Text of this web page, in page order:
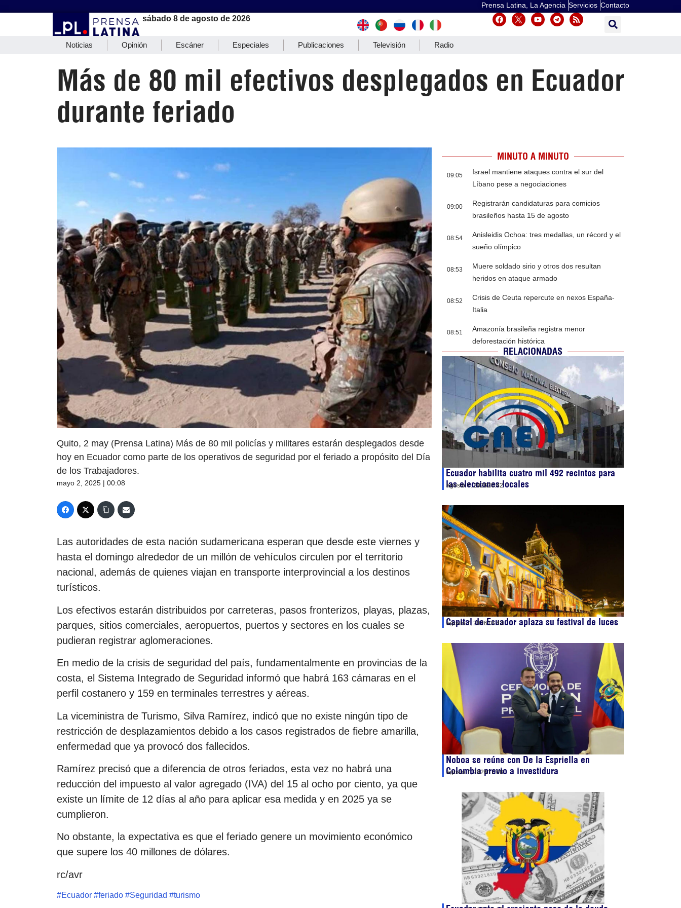
Prensa Latina, La Agencia Servicios Contacto
sábado 8 de agosto de 2026
Noticias Opinión Escáner Especiales Publicaciones Televisión Radio
Más de 80 mil efectivos desplegados en Ecuador
durante feriado
Quito, 2 may (Prensa Latina) Más de 80 mil policías y militares estarán desplegados desde
hoy en Ecuador como parte de los operativos de seguridad por el feriado a propósito del Día
de los Trabajadores.
mayo 2, 2025 | 00:08
Las autoridades de esta nación sudamericana esperan que desde este viernes y
hasta el domingo alrededor de un millón de vehículos circulen por el territorio
nacional, además de quienes viajan en transporte interprovincial a los destinos
turísticos.
Los efectivos estarán distribuidos por carreteras, pasos fronterizos, playas, plazas,
parques, sitios comerciales, aeropuertos, puertos y sectores en los cuales se
pudieran registrar aglomeraciones.
En medio de la crisis de seguridad del país, fundamentalmente en provincias de la
costa, el Sistema Integrado de Seguridad informó que habrá 163 cámaras en el
perfil costanero y 159 en terminales terrestres y aéreas.
La viceministra de Turismo, Silva Ramírez, indicó que no existe ningún tipo de
restricción de desplazamientos debido a los casos registrados de fiebre amarilla,
enfermedad que ya provocó dos fallecidos.
Ramírez precisó que a diferencia de otros feriados, esta vez no habrá una
reducción del impuesto al valor agregado (IVA) del 15 al ocho por ciento, ya que
existe un límite de 12 días al año para aplicar esa medida y en 2025 ya se
cumplieron.
No obstante, la expectativa es que el feriado genere un movimiento económico
que supere los 40 millones de dólares.
rc/avr
#Ecuador #feriado #Seguridad #turismo
MINUTO A MINUTO
09:05
Israel mantiene ataques contra el sur del
Líbano pese a negociaciones
09:00
Registrarán candidaturas para comicios
brasileños hasta 15 de agosto
08:54
Anisleidis Ochoa: tres medallas, un récord y el
sueño olímpico
08:53
Muere soldado sirio y otros dos resultan
heridos en ataque armado
08:52
Crisis de Ceuta repercute en nexos España-
Italia
08:51
Amazonía brasileña registra menor
deforestación histórica
RELACIONADAS
Ecuador habilita cuatro mil 492 recintos para
las elecciones locales
agosto 7, 202620:42
Capital de Ecuador aplaza su festival de luces
agosto 7, 202618:43
Noboa se reúne con De la Espriella en
Colombia previo a investidura
agosto 7, 202617:08